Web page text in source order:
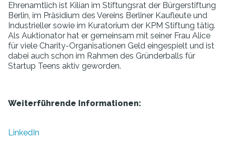
Ehrenamtlich ist Kilian im Stiftungsrat der Bürgerstiftung
Berlin, im Präsidium des Vereins Berliner Kaufleute und
Industrieller sowie im Kuratorium der KPM Stiftung tätig.
Als Auktionator hat er gemeinsam mit seiner Frau Alice
für viele Charity-Organisationen Geld eingespielt und ist
dabei auch schon im Rahmen des Gründerballs für
Startup Teens aktiv geworden.
Weiterführende Informationen:
LinkedIn